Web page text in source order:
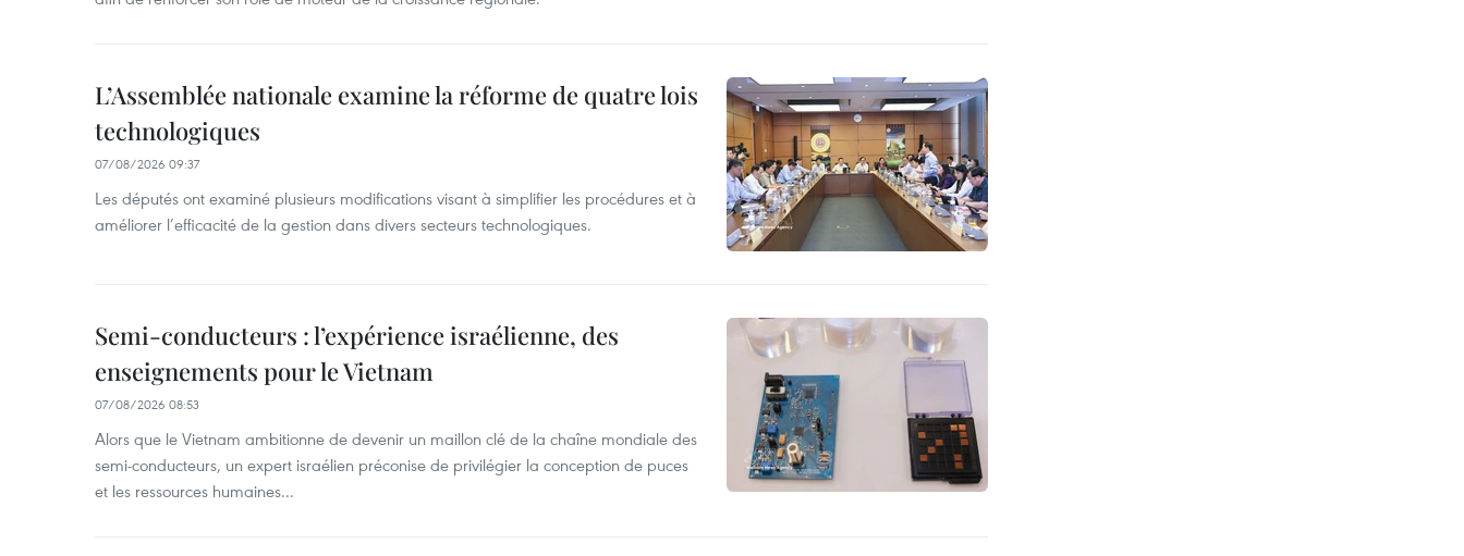
L’Assemblée nationale examine la réforme de quatre lois
technologiques
07/08/2026 09:37
Les députés ont examiné plusieurs modifications visant à simplifier les procédures et à
améliorer l’efficacité de la gestion dans divers secteurs technologiques.
Semi-conducteurs : l’expérience israélienne, des
enseignements pour le Vietnam
07/08/2026 08:53
Alors que le Vietnam ambitionne de devenir un maillon clé de la chaîne mondiale des
semi-conducteurs, un expert israélien préconise de privilégier la conception de puces
et les ressources humaines...